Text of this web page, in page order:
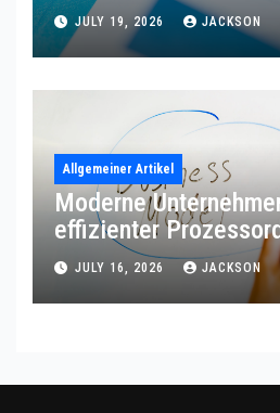
JULY 19, 2026 JACKSON
Allgemeiner Artikel
Moderne
effizienter
JULY 16, 2026 JACKSON